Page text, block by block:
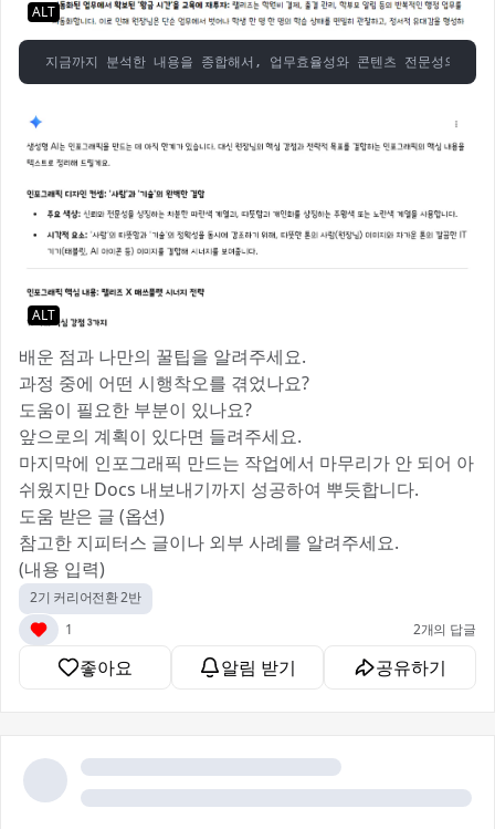
ALT
지금까지 분석한 내용을 종합해서, 업무효율성와 콘텐츠 전문성의 결
ALT
배운 점과 나만의 꿀팁을 알려주세요.
과정 중에 어떤 시행착오를 겪었나요?
도움이 필요한 부분이 있나요?
앞으로의 계획이 있다면 들려주세요.
마지막에 인포그래픽 만드는 작업에서 마무리가 안 되어 아
쉬웠지만 Docs 내보내기까지 성공하여 뿌듯합니다.
도움 받은 글 (옵션)
참고한 지피터스 글이나 외부 사례를 알려주세요.
(내용 입력)
2기 커리어전환 2반
1
2개의 답글
좋아요 알림 받기 공유하기